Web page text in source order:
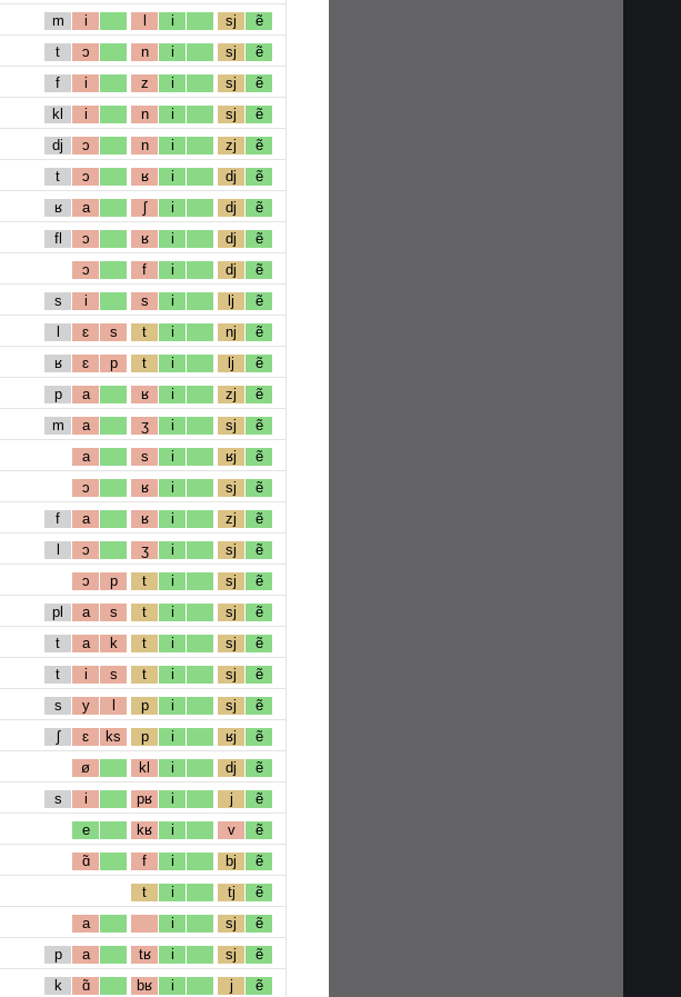
m i l i sj ẽ
t ɔ n i sj ẽ
f i z i sj ẽ
kl i n i sj ẽ
dj ɔ n i zj ẽ
t ɔ ʁ i dj ẽ
ʁ a ʃ i dj ẽ
fl ɔ ʁ i dj ẽ
ɔ f i dj ẽ
s i s i lj ẽ
l ɛ s t i nj ẽ
ʁ ɛ p t i lj ẽ
p a ʁ i zj ẽ
m a ʒ i sj ẽ
a s i ʁj ẽ
ɔ ʁ i sj ẽ
f a ʁ i zj ẽ
l ɔ ʒ i sj ẽ
ɔ p t i sj ẽ
pl a s t i sj ẽ
t a k t i sj ẽ
t i s t i sj ẽ
s y l p i sj ẽ
ʃ ɛ ks p i ʁj ẽ
ø kl i dj ẽ
s i pʁ i j ẽ
e kʁ i v ẽ
ɑ̃ f i bj ẽ
t i tj ẽ
a i sj ẽ
p a tʁ i sj ẽ
k ɑ̃ bʁ i j ẽ